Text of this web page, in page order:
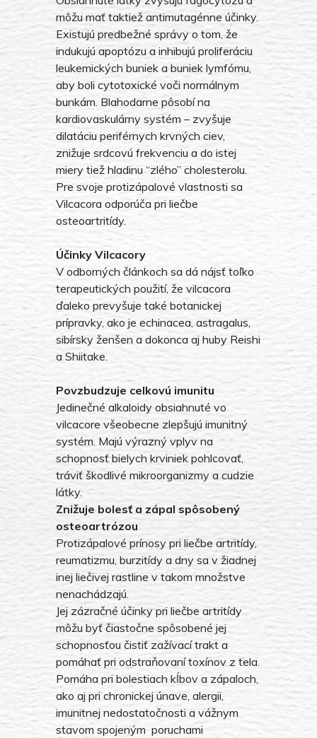
môžu mať taktiež antimutagénne účinky.
Existujú predbežné správy o tom, že
indukujú apoptózu a inhibujú proliferáciu
leukemických buniek a buniek lymfómu,
aby boli cytotoxické voči normálnym
bunkám. Blahodarne pôsobí na
kardiovaskulárny systém – zvyšuje
dilatáciu periférnych krvných ciev,
znižuje srdcovú frekvenciu a do istej
miery tiež hladinu “zlého” cholesterolu.
Pre svoje protizápalové vlastnosti sa
Vilcacora odporúča pri liečbe
osteoartritídy.
Účinky Vilcacory
V odborných článkoch sa dá nájsť toľko
terapeutických použití, že vilcacora
ďaleko prevyšuje také botanickej
prípravky, ako je echinacea, astragalus,
sibírsky ženšen a dokonca aj huby Reishi
a Shiitake.
Povzbudzuje celkovú imunitu
Jedinečné alkaloidy obsiahnuté vo
vilcacore všeobecne zlepšujú imunitný
systém. Majú výrazný vplyv na
schopnosť bielych krviniek pohlcovať,
tráviť škodlivé mikroorganizmy a cudzie
látky.
Znižuje bolesť a zápal spôsobený
osteoartrózou
Protizápalové prínosy pri liečbe artritídy,
reumatizmu, burzitídy a dny sa v žiadnej
inej liečivej rastline v takom množstve
nenachádzajú.
Jej zázračné účinky pri liečbe artritídy
môžu byť čiastočne spôsobené jej
schopnosťou čistiť zažívací trakt a
pomáhať pri odstraňovaní toxínov z tela.
Pomáha pri bolestiach kĺbov a zápaloch,
ako aj pri chronickej únave, alergii,
imunitnej nedostatočnosti a vážnym
stavom spojeným poruchami